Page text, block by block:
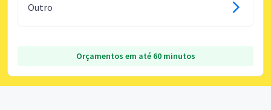
Outro
Orçamentos em até 60 minutos